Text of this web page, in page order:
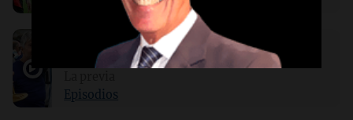
Las nuevas regulaciones chinas sobre IA de
compañía generan descontento entre los
02:32
Jorge Messi, el hombre que
acompañó el sueño
Episodios